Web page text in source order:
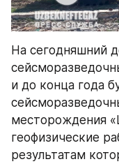
На сегодняшний
и до конца года
месторождения
геофизические
результатам